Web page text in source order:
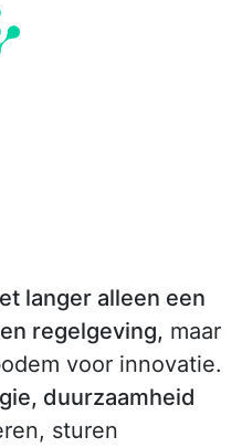
langer alleen een
regelgeving, maar
voor innovatie.
duurzaamheid
sturen